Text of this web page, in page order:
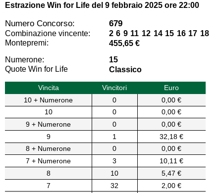
Estrazione Win for Life del 9 febbraio 2025 ore 22:00
Numero Concorso: 679
Combinazione vincente:
2 6 9 11 12 14 15 16 17 18
Montepremi:
455,65 €
Numerone:
15
Quote Win for Life
Classico
Vincita Vincitori
Euro
10 + Numerone
0
0,00 €
10
0
0,00 €
9 + Numerone
0
0,00 €
9
1
32,18 €
8 + Numerone
0
0,00 €
7 + Numerone
3
10,11 €
8
10
5,47 €
7
32
2,00 €